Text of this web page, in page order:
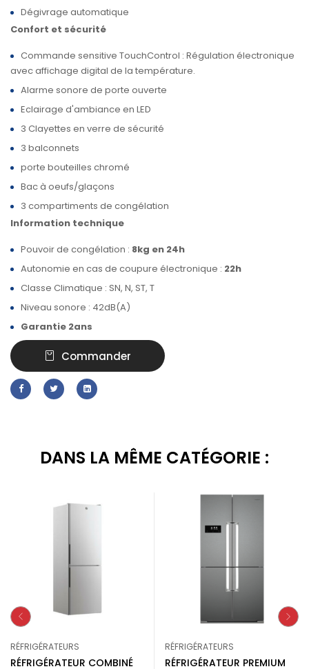
Dégivrage automatique
Confort et sécurité
Commande sensitive TouchControl : Régulation électronique
avec affichage digital de la température.
Alarme sonore de porte ouverte
Eclairage d'ambiance en LED
3 Clayettes en verre de sécurité
3 balconnets
porte bouteilles chromé
Bac à oeufs/glaçons
3 compartiments de congélation
Information technique
Pouvoir de congélation : 8kg en 24h
Autonomie en cas de coupure électronique : 22h
Classe Climatique : SN, N, ST, T
Niveau sonore : 42dB(A)
Garantie 2ans
Commander
DANS LA MÊME CATÉGORIE :
RÉFRIGÉRATEURS
RÉFRIGÉRATEUR COMBINÉ
RÉFRIGÉRATEURS
RÉFRIGÉRATEUR PREMIUM